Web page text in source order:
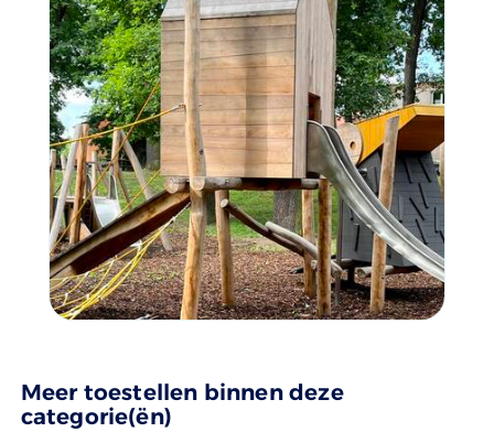
Meer toestellen binnen deze
categorie(ën)